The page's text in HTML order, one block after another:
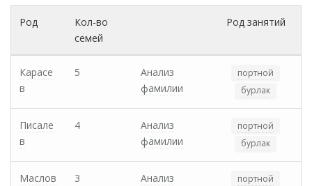
Род
Кол-во
семей
Род занятий
Карасе
в
5
Анализ
фамилии
портной
бурлак
Писале
в
4
Анализ
фамилии
портной
бурлак
Маслов 3
Анализ
портной